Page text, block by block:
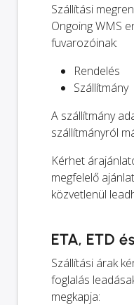
Szállítási
Ongoing WMS
fuvarozóinak:
Rendelés
Szállítmány
A szállítmány
szállítmányról
Kérhet
megfelelő
közvetlenül
ETA, ETD
Szállítási árak
foglalás
megkapja: